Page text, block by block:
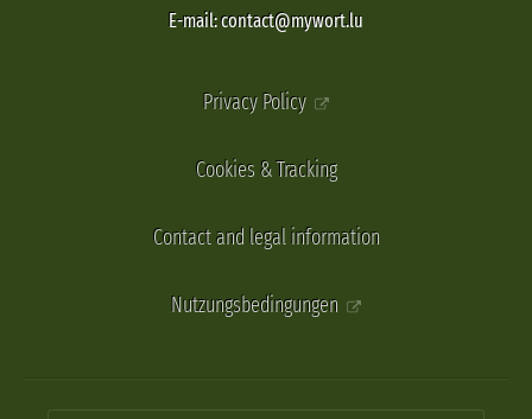
E-mail: contact@mywort.lu
Privacy Policy
Cookies & Tracking
Contact and legal information
Nutzungsbedingungen